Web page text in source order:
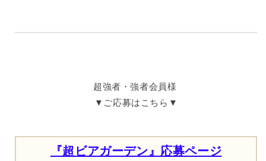
超強者・強者会員様
▼ご応募はこちら▼
『超ビアガーデン』応募ページ